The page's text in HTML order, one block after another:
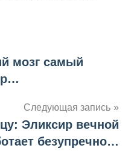
мозг самый
Следующая запись
Эликсир вечной
безупречно…